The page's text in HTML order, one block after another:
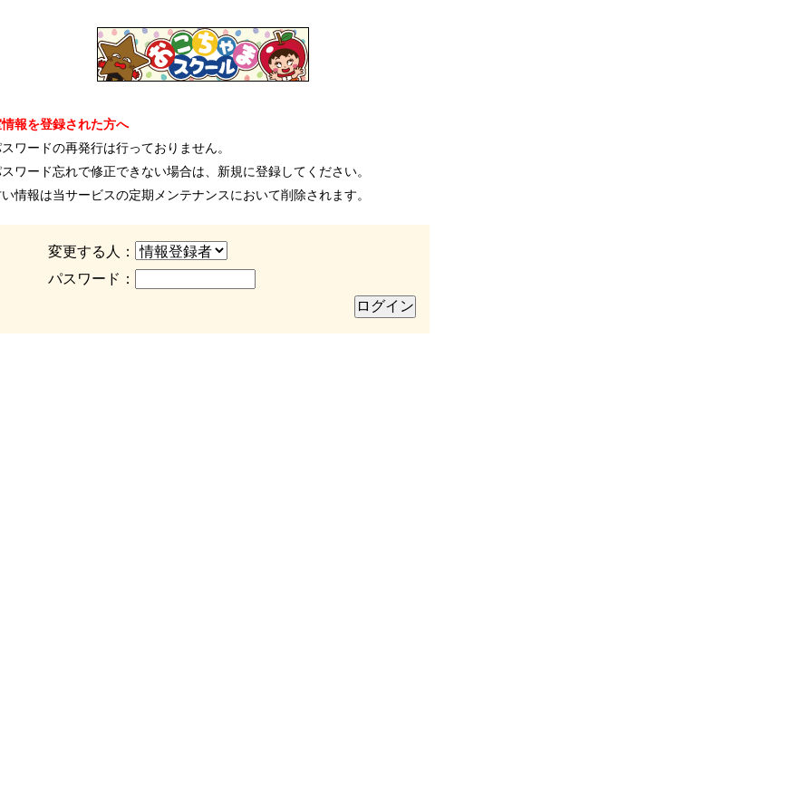
報を登録された方へ
スワードの再発行は行っておりません。
スワード忘れで修正できない場合は、新規に登録してください。
い情報は当サービスの定期メンテナンスにおいて削除されます。
変更する人：
パスワード：